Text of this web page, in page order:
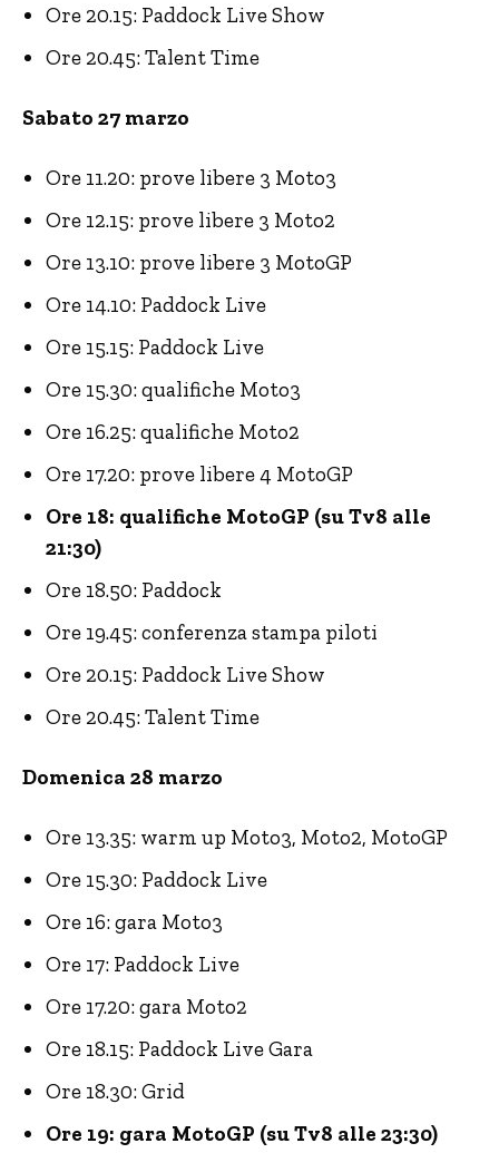
Ore 20.15: Paddock Live Show
Ore 20.45: Talent Time
Sabato 27 marzo
Ore 11.20: prove libere 3 Moto3
Ore 12.15: prove libere 3 Moto2
Ore 13.10: prove libere 3 MotoGP
Ore 14.10: Paddock Live
Ore 15.15: Paddock Live
Ore 15.30: qualifiche Moto3
Ore 16.25: qualifiche Moto2
Ore 17.20: prove libere 4 MotoGP
Ore 18: qualifiche MotoGP (su Tv8 alle
21:30)
Ore 18.50: Paddock
Ore 19.45: conferenza stampa piloti
Ore 20.15: Paddock Live Show
Ore 20.45: Talent Time
Domenica 28 marzo
Ore 13.35: warm up Moto3, Moto2, MotoGP
Ore 15.30: Paddock Live
Ore 16: gara Moto3
Ore 17: Paddock Live
Ore 17.20: gara Moto2
Ore 18.15: Paddock Live Gara
Ore 18.30: Grid
Ore 19: gara MotoGP (su Tv8 alle 23:30)